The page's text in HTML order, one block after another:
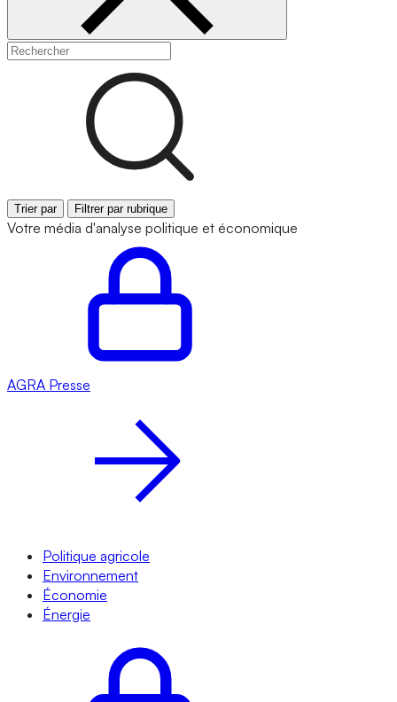
Trier par Filtrer par rubrique
Votre média d'analyse politique et économique
AGRA Presse
Politique agricole
Environnement
Économie
Énergie